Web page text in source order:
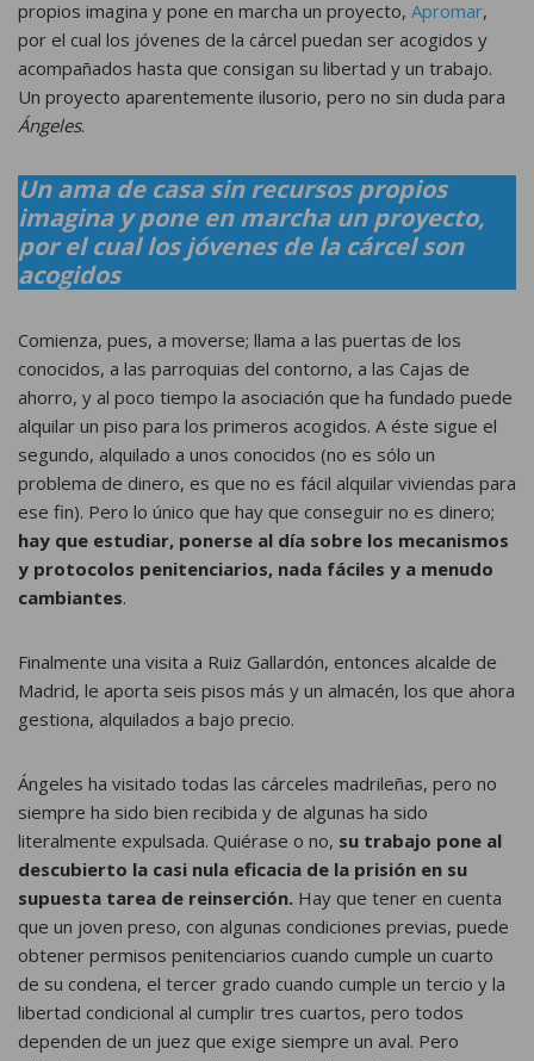
propios imagina y pone en marcha un proyecto, Apromar,
por el cual los jóvenes de la cárcel puedan ser acogidos y
acompañados hasta que consigan su libertad y un trabajo.
Un proyecto aparentemente ilusorio, pero no sin duda para
Ángeles.
Un ama de casa sin recursos propios
imagina y pone en marcha un proyecto,
por el cual los jóvenes de la cárcel son
acogidos
Comienza, pues, a moverse; llama a las puertas de los
conocidos, a las parroquias del contorno, a las Cajas de
ahorro, y al poco tiempo la asociación que ha fundado puede
alquilar un piso para los primeros acogidos. A éste sigue el
segundo, alquilado a unos conocidos (no es sólo un
problema de dinero, es que no es fácil alquilar viviendas para
ese fin). Pero lo único que hay que conseguir no es dinero;
hay que estudiar, ponerse al día sobre los mecanismos
y protocolos penitenciarios, nada fáciles y a menudo
cambiantes.
Finalmente una visita a Ruiz Gallardón, entonces alcalde de
Madrid, le aporta seis pisos más y un almacén, los que ahora
gestiona, alquilados a bajo precio.
Ángeles ha visitado todas las cárceles madrileñas, pero no
siempre ha sido bien recibida y de algunas ha sido
literalmente expulsada. Quiérase o no, su trabajo pone al
descubierto la casi nula eficacia de la prisión en su
supuesta tarea de reinserción. Hay que tener en cuenta
que un joven preso, con algunas condiciones previas, puede
obtener permisos penitenciarios cuando cumple un cuarto
de su condena, el tercer grado cuando cumple un tercio y la
libertad condicional al cumplir tres cuartos, pero todos
dependen de un juez que exige siempre un aval. Pero